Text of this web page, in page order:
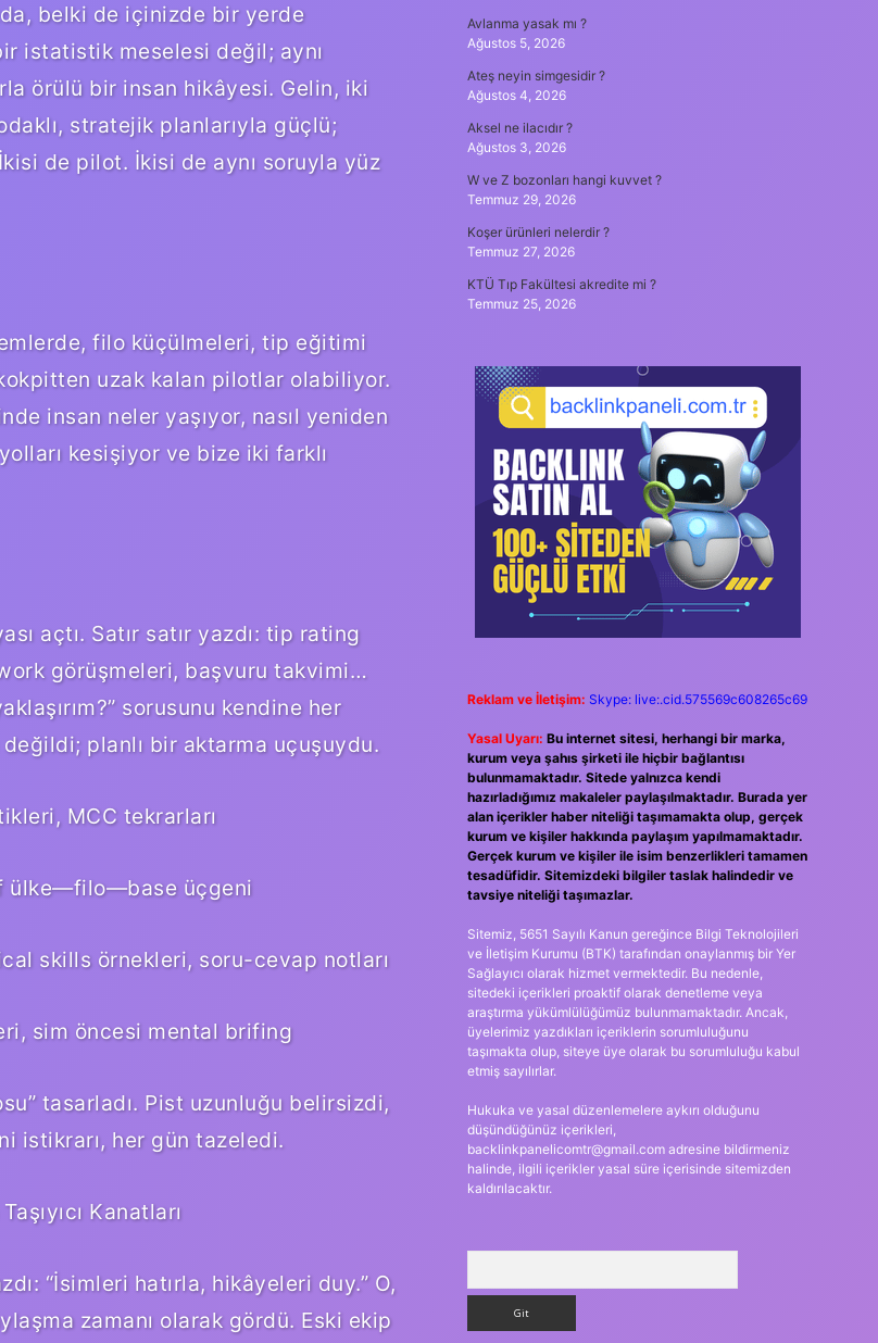
belki de içinizde bir yerde
istatistik meselesi değil; aynı
örülü bir insan hikâyesi. Gelin, iki
stratejik planlarıyla güçlü;
de pilot. İkisi de aynı soruyla yüz
filo küçülmeleri, tip eğitimi
uzak kalan pilotlar olabiliyor.
insan neler yaşıyor, nasıl yeniden
kesişiyor ve bize iki farklı
açtı. Satır satır yazdı: tip rating
görüşmeleri, başvuru takvimi…
sorusunu kendine her
planlı bir aktarma uçuşuydu.
MCC tekrarları
ülke—filo—base üçgeni
skills örnekleri, soru-cevap notları
sim öncesi mental brifing
tasarladı. Pist uzunluğu belirsizdi,
istikrarı, her gün tazeledi.
Kanatları
“İsimleri hatırla, hikâyeleri duy.” O,
zamanı olarak gördü. Eski ekip
Avlanma yasak mı ?
Ağustos 5, 2026
Ateş neyin simgesidir ?
Ağustos 4, 2026
Aksel ne ilacıdır ?
Ağustos 3, 2026
W ve Z bozonları hangi kuvvet ?
Temmuz 29, 2026
Koşer ürünleri nelerdir ?
Temmuz 27, 2026
KTÜ Tıp Fakültesi akredite mi ?
Temmuz 25, 2026
Reklam ve İletişim: Skype: live:.cid.575569c608265c69
Yasal Uyarı: Bu internet sitesi, herhangi bir marka,
kurum veya şahıs şirketi ile hiçbir bağlantısı
bulunmamaktadır. Sitede yalnızca kendi
hazırladığımız makaleler paylaşılmaktadır. Burada yer
alan içerikler haber niteliği taşımamakta olup, gerçek
kurum ve kişiler hakkında paylaşım yapılmamaktadır.
Gerçek kurum ve kişiler ile isim benzerlikleri tamamen
tesadüfidir. Sitemizdeki bilgiler taslak halindedir ve
tavsiye niteliği taşımazlar.
Sitemiz, 5651 Sayılı Kanun gereğince Bilgi Teknolojileri
ve İletişim Kurumu (BTK) tarafından onaylanmış bir Yer
Sağlayıcı olarak hizmet vermektedir. Bu nedenle,
sitedeki içerikleri proaktif olarak denetleme veya
araştırma yükümlülüğümüz bulunmamaktadır. Ancak,
üyelerimiz yazdıkları içeriklerin sorumluluğunu
taşımakta olup, siteye üye olarak bu sorumluluğu kabul
etmiş sayılırlar.
Hukuka ve yasal düzenlemelere aykırı olduğunu
düşündüğünüz içerikleri,
backlinkpanelicomtr@gmail.comadresine bildirmeniz
halinde, ilgili içerikler yasal süre içerisinde sitemizden
kaldırılacaktır.